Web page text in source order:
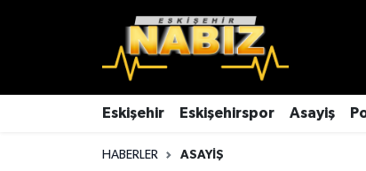
Eskişehir Eskişehirspor Asayiş
HABERLER ASAYIŞ
Eskişehir Hava Durumu
Eskişehir Trafik Yoğunluk Haritası
TFF 3.Lig 4.Grup Puan Durumu ve Fikstür